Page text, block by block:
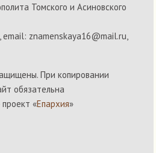
Томского и Асиновского
email: znamenskaya16@mail.ru,
При копировании
обязательна
«Епархия»